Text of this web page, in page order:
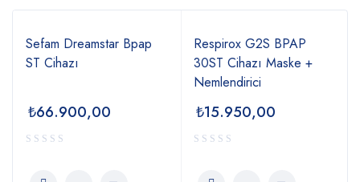
Sefam Dreamstar Bpap
ST Cihazı
₺66.900,00
Respirox G2S BPAP
30ST Cihazı Maske +
Nemlendirici
₺15.950,00